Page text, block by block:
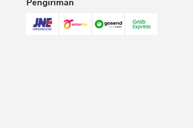
Pengiriman